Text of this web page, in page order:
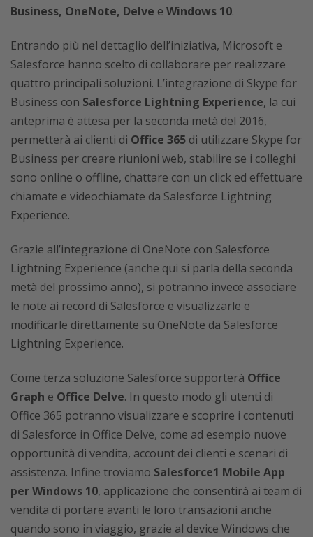
Business, OneNote, Delve e Windows 10.
Entrando più nel dettaglio dell’iniziativa, Microsoft e
Salesforce hanno scelto di collaborare per realizzare
quattro principali soluzioni. L’integrazione di Skype for
Business con Salesforce Lightning Experience, la cui
anteprima è attesa per la seconda metà del 2016,
permetterà ai clienti di Office 365 di utilizzare Skype for
Business per creare riunioni web, stabilire se i colleghi
sono online o offline, chattare con un click ed effettuare
chiamate e videochiamate da Salesforce Lightning
Experience.
Grazie all’integrazione di OneNote con Salesforce
Lightning Experience (anche qui si parla della seconda
metà del prossimo anno), si potranno invece associare
le note ai record di Salesforce e visualizzarle e
modificarle direttamente su OneNote da Salesforce
Lightning Experience.
Come terza soluzione Salesforce supporterà Office
Graph e Office Delve. In questo modo gli utenti di
Office 365 potranno visualizzare e scoprire i contenuti
di Salesforce in Office Delve, come ad esempio nuove
opportunità di vendita, account dei clienti e scenari di
assistenza. Infine troviamo Salesforce1 Mobile App
per Windows 10, applicazione che consentirà ai team di
vendita di portare avanti le loro transazioni anche
quando sono in viaggio, grazie al device Windows che